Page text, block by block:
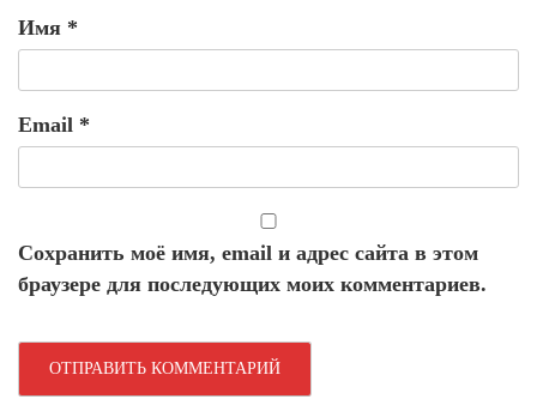
Имя *
Email *
Сохранить моё имя, email и адрес сайта в этом
браузере для последующих моих комментариев.